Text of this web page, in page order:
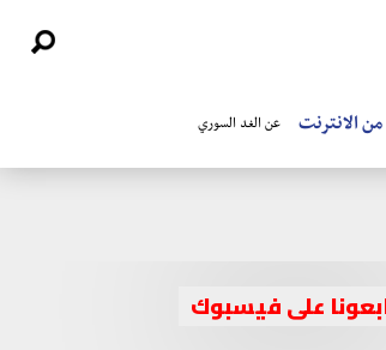
من الانترنت عن الغد السوري
على فيسبوك